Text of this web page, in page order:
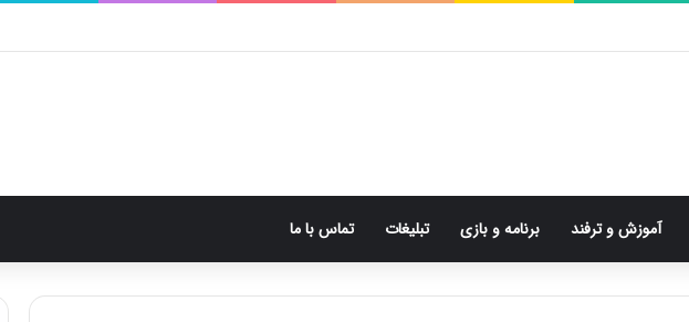
آموزش و ترفند برنامه و بازی تبلیغات تماس با ما